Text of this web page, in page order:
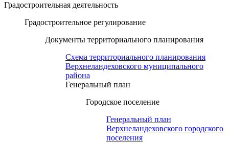
Градостроительная деятельность
Градостроительное регулирование
Документы территориального планирования
Схема территориального планирования
Верхнеландеховского муниципального
района
Генеральный план
Городское поселение
Генеральный план
Верхнеландеховского городского
поселения